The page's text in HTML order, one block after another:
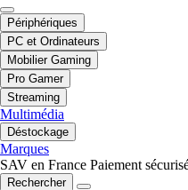
Périphériques
PC et Ordinateurs
Mobilier Gaming
Pro Gamer
Streaming
Multimédia
Déstockage
Marques
SAV en France Paiement
Rechercher